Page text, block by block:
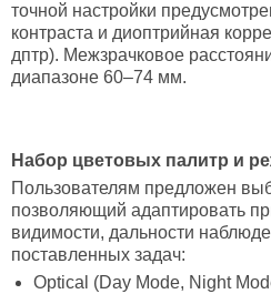
точной настройки
контраста и диоптрийная
дптр). Межзрачковое
диапазоне 60–74 мм.
Набор цветовых палитр и
Пользователям предложен
позволяющий адаптировать
видимости, дальности
поставленных задач:
Optical (Day Mode, Night